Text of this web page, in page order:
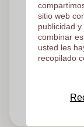
Sube tu
Revisamos
Los clientes
sitio web
publicidad
combinar
usted les
recopilado